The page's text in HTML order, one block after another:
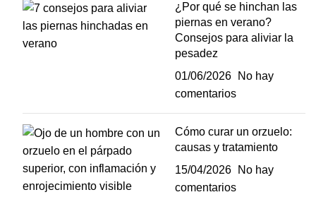
¿Por qué se hinchan las
piernas en verano?
Consejos para aliviar la
pesadez
01/06/2026
No hay
comentarios
Cómo curar un orzuelo:
causas y tratamiento
15/04/2026
No hay
comentarios